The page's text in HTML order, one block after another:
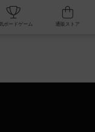
カフェ/店舗 人気ボードゲーム